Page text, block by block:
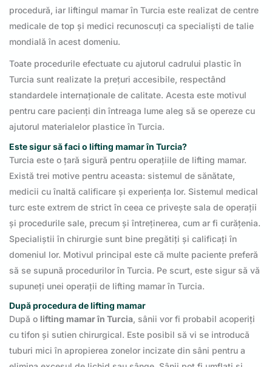
procedură, iar liftingul mamar în Turcia este realizat de centre
medicale de top și medici recunoscuți ca specialiști de talie
mondială în acest domeniu.
Toate procedurile efectuate cu ajutorul cadrului plastic în
Turcia sunt realizate la prețuri accesibile, respectând
standardele internaționale de calitate. Acesta este motivul
pentru care pacienți din întreaga lume aleg să se opereze cu
ajutorul materialelor plastice în Turcia.
Este sigur să faci o lifting mamar în Turcia?
Turcia este o țară sigură pentru operațiile de lifting mamar.
Există trei motive pentru aceasta: sistemul de sănătate,
medicii cu înaltă calificare și experiența lor. Sistemul medical
turc este extrem de strict în ceea ce privește sala de operații
și procedurile sale, precum și întreținerea, cum ar fi curățenia.
Specialiștii în chirurgie sunt bine pregătiți și calificați în
domeniul lor. Motivul principal este că multe paciente preferă
să se supună procedurilor în Turcia. Pe scurt, este sigur să vă
supuneți unei operații de lifting mamar în Turcia.
După procedura de lifting mamar
După o lifting mamar în Turcia, sânii vor fi probabil acoperiți
cu tifon și sutien chirurgical. Este posibil să vi se introducă
tuburi mici în apropierea zonelor incizate din sâni pentru a